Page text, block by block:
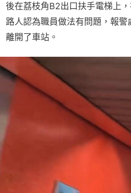
後在荔枝角B2出口扶手電梯上
路人認為職員做法有問題，報
離開了車站。